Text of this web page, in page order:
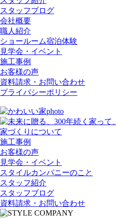
スタッフブログ
会社概要
職人紹介
ショールーム宿泊体験
見学会・イベント
施工事例
お客様の声
資料請求・お問い合わせ
プライバシーポリシー
家づくりについて
施工事例
お客様の声
見学会・イベント
スタイルカンパニーのこと
スタッフ紹介
スタッフブログ
資料請求・お問い合わせ